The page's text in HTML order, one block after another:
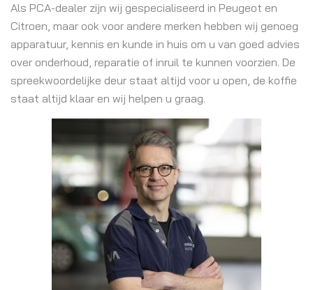
Als PCA-dealer zijn wij gespecialiseerd in Peugeot en
Citroen, maar ook voor andere merken hebben wij genoeg
apparatuur, kennis en kunde in huis om u van goed advies
over onderhoud, reparatie of inruil te kunnen voorzien. De
spreekwoordelijke deur staat altijd voor u open, de koffie
staat altijd klaar en wij helpen u graag.